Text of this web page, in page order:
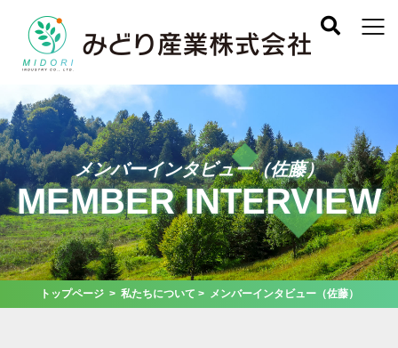
メンバーインタビュー（佐藤）
MEMBER INTERVIEW
トップページ> 私たちについて > メンバーインタビュー（佐藤）